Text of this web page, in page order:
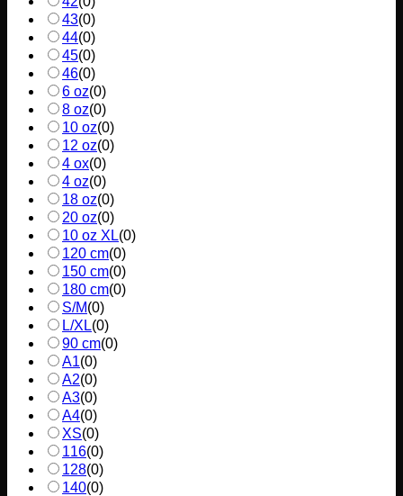
43(0)
44(0)
45(0)
46(0)
6 oz(0)
8 oz(0)
10 oz(0)
12 oz(0)
4 ox(0)
4 oz(0)
18 oz(0)
20 oz(0)
10 oz XL(0)
120 cm(0)
150 cm(0)
180 cm(0)
S/M(0)
L/XL(0)
90 cm(0)
A1(0)
A2(0)
A3(0)
A4(0)
XS(0)
116(0)
128(0)
140(0)